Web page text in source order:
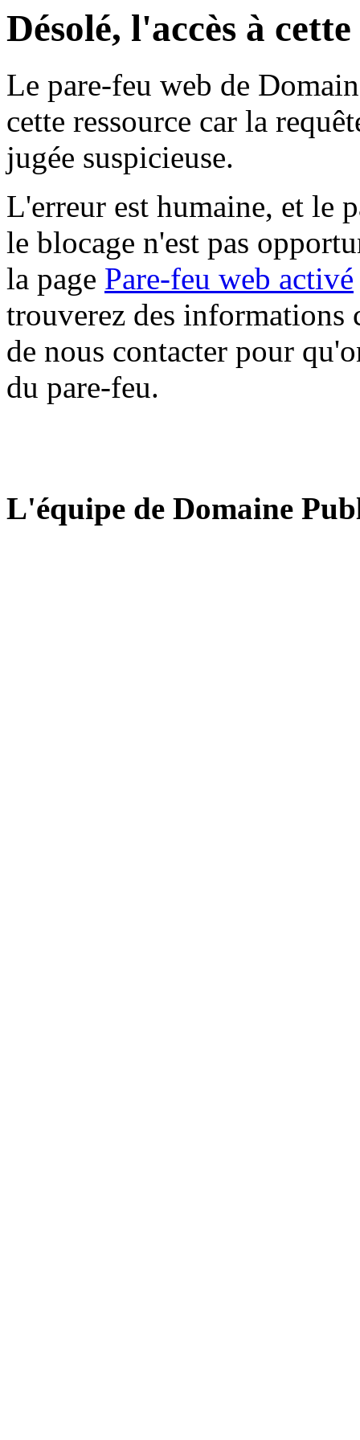
Désolé, l'accès à
Le pare-feu web de
cette ressource car la
jugée suspicieuse.
L'erreur est humaine, et le
le blocage n'est pas
la page Pare-feu web activé
trouverez des informations
de nous contacter pour
du pare-feu.
L'équipe de Domaine